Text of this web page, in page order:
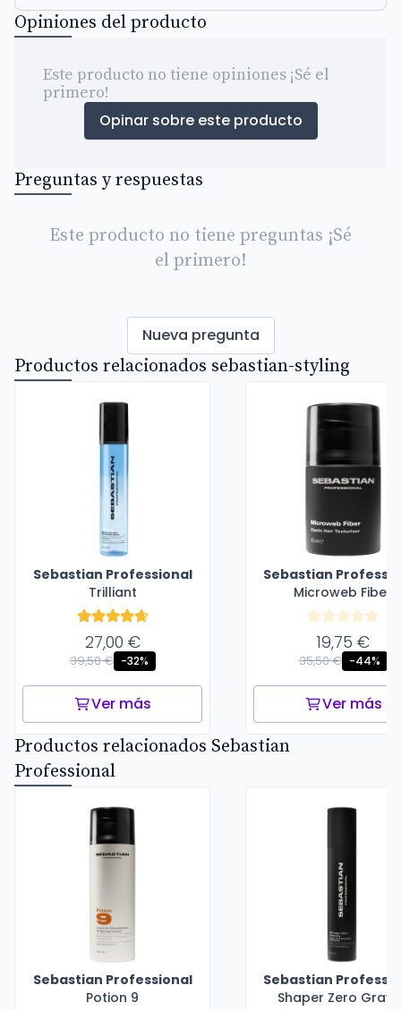
Opiniones del producto
Este producto no tiene opiniones ¡Sé el
primero!
Opinar sobre este producto
Preguntas y respuestas
Este producto no tiene preguntas ¡Sé
el primero!
Nueva pregunta
Productos relacionados sebastian-styling
Sebastian Professional
Trilliant
27,00 €
39,50 € -32%
Ver más
Sebastian
Microweb Fiber
19,75 €
35,50 € -44%
Ver más
Productos relacionados Sebastian
Professional
Sebastian Professional
Potion 9
Sebastian
Shaper Zero